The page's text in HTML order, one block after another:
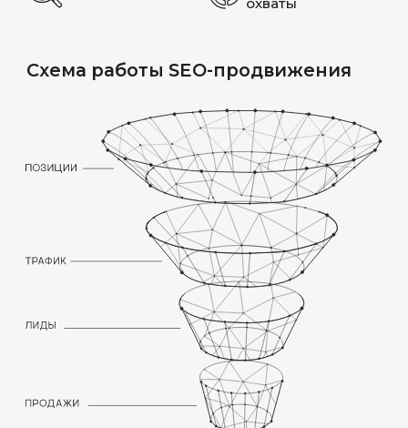
ТРАФИКА
полноценный сайт, который может
продвигаться в Google и Яндекс. Для
этого делаем SEO-структуру:
прописываем мета-теги, оптимизируем
скорость загрузки и подключаем
ЭТАПЫ SEO-
ПРОДВИЖЕНИЯ
САЙТА НА TAPLINK
01. WEB-АНАЛИТИКА
БРИФИНГ